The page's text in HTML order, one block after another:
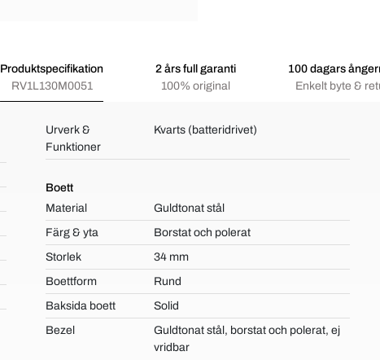
Produktspecifikation
RV1L130M0051
2 års full garanti
100% original
100 dagars
Enkelt byte &
Urverk &
Funktioner
Kvarts (batteridrivet)
Boett
Material
Guldtonat stål
Färg & yta
Borstat och polerat
Storlek
34 mm
Boettform
Rund
Baksida boett
Solid
Bezel
Guldtonat stål, borstat och polerat, ej
vridbar